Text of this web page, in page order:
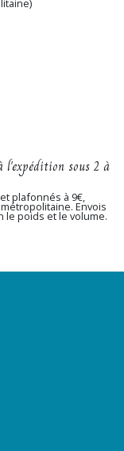
l'expédition sous 2 à
plafonnés à 9€,
Envois
le poids et le volume.